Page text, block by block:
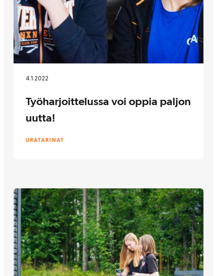
4.1.2022
URATARINAT
Työharjoittelussa voi oppia paljon
uutta!